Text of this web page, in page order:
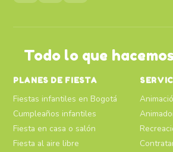
Todo lo que
PLANES DE FIESTA
Fiestas infantiles en Bogotá
Cumpleaños infantiles
Fiesta en casa o salón
Fiesta al aire libre